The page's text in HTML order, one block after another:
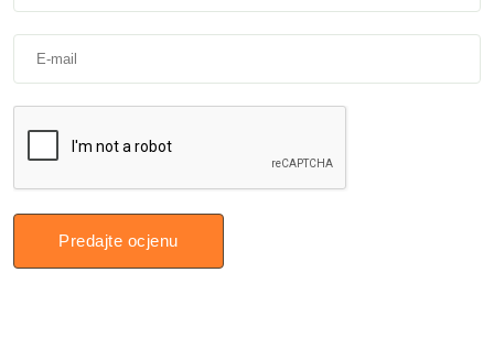
Predajte ocjenu